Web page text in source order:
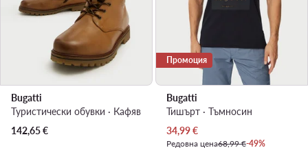
Bugatti
Туристически oбувки · Кафяв
142,65€
Промоция
Bugatti
Тишърт · Тъмносин
Актуална цена
34,99€
Редовна цена68,99 €-49%